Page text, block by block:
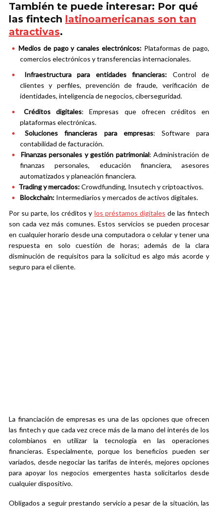
También te puede interesar: Por qué
las fintech latinoamericanas son tan
atractivas.
Medios de pago y canales electrónicos:Plataformas de pago,
comercios electrónicos y transferencias internacionales.
Infraestructura para entidades financieras: Control de
clientes y perfiles, prevención de fraude, verificación de
identidades, inteligencia de negocios, ciberseguridad.
Créditos digitales: Empresas que ofrecen créditos en
plataformas electrónicas.
Soluciones financieras para empresas: Software para
contabilidad de facturación.
Finanzas personales y gestión patrimonial: Administración de
finanzaspersonales, educación financiera, asesores
automatizados y planeación financiera.
Trading y mercados:Crowdfunding, Insutech y criptoactivos.
Blockchain: Intermediarios y mercados de activos digitales.
Por su parte, los créditos y los préstamos digitales de las fintech
son cada vez más comunes. Estos servicios se pueden procesar
en cualquier horario desde una computadora o celular y tener una
respuesta en solo cuestión de horas; además de la clara
disminución de requisitos para la solicitud es algo más acorde y
seguro para el cliente.
La financiación de empresas es una de las opciones que ofrecen
las fintech y que cada vez crece más de la mano del interés de los
colombianos en utilizar la tecnología en las operaciones
financieras. Especialmente, porque los beneficios pueden ser
variados, desde negociar las tarifas de interés, mejores opciones
para apoyar los negocios emergentes hasta solicitarlos desde
cualquier dispositivo.
Obligados a seguir prestando servicio a pesar de la situación, las